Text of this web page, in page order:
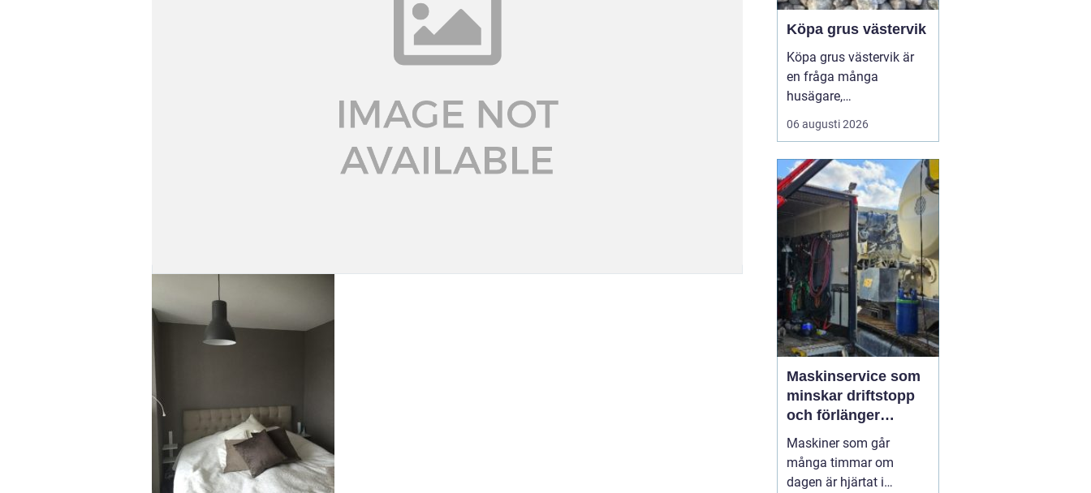
Köpa grus västervik
Köpa grus västervik är
en fråga många
husägare,
markentreprenörer och
fritidshusägare i
när nya projekt ska i
gång. Rätt sorts grus gör
skillnad för allt från en
enkel trädgårdsgång till
en tungt trafikerad
uppfart eller en s...
06 augusti 2026
Maskinservice som
minskar driftstopp
och förlänger
livslängden
Maskiner som går
många timmar om
dagen är hjärtat i